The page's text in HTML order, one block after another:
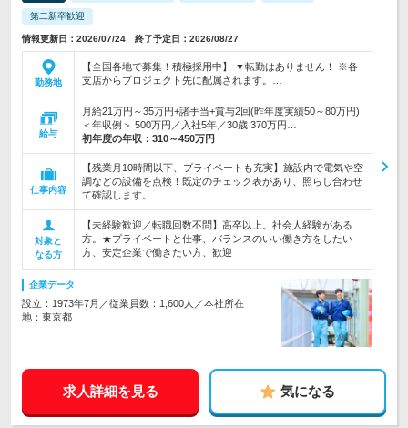
第二新卒歓迎
情報更新日：2026/07/24 終了予定日：2026/08/27
勤務地
【全国各地で募集！積極採用中】 ▼転勤はありません！ ※各
支店からプロジェクト先に配属されます。…
給与
月給21万円～35万円+諸手当+賞与2回(昨年度実績50～80万円)
＜年収例＞ 500万円／入社5年／30歳 370万円…
初年度の年収： 310～450万円
仕事内容
【残業月10時間以下、プライベートも充実】施設内で電気や空
調などの設備を点検！既定のチェック表があり、照らし合わせ
て確認します。
対象と
なる方
【未経験歓迎／転職回数不問】高卒以上。社会人経験がある
方。★プライベートと仕事、バランスのいい働き方をしたい
方、安定企業で働きたい方、歓迎
企業データ
設立：1973年7月／従業員数：1,600人／本社所在
地：東京都
求人詳細を見る 気になる